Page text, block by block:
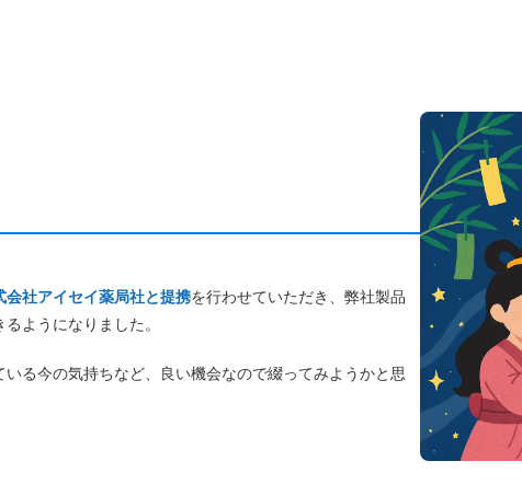
会社アイセイ薬局社と提携を行わせていただき、弊社製品
ようになりました。
る今の気持ちなど、良い機会なので綴ってみようかと思